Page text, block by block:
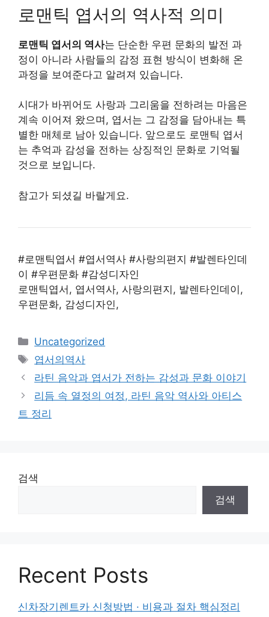
로맨틱 엽서의 역사적 의미
로맨틱 엽서의 역사는 단순한 우편 문화의 발전 과
정이 아니라 사람들의 감정 표현 방식이 변화해 온
과정을 보여준다고 알려져 있습니다.
시대가 바뀌어도 사랑과 그리움을 전하려는 마음은
계속 이어져 왔으며, 엽서는 그 감정을 담아내는 특
별한 매체로 남아 있습니다. 앞으로도 로맨틱 엽서
는 추억과 감성을 전하는 상징적인 문화로 기억될
것으로 보입니다.
참고가 되셨길 바랄게요.
#로맨틱엽서 #엽서역사 #사랑의편지 #발렌타인데
이 #우편문화 #감성디자인
로맨틱엽서, 엽서역사, 사랑의편지, 발렌타인데이,
우편문화, 감성디자인,
카
테
고
리
Uncategorized
태
그
엽서의역사
라틴 음악과 엽서가 전하는 감성과 문화 이야기
리듬 속 열정의 여정, 라틴 음악 역사와 아티스
트 정리
검색
검색
Recent Posts
신차장기렌트카 신청방법 · 비용과 절차 핵심정리